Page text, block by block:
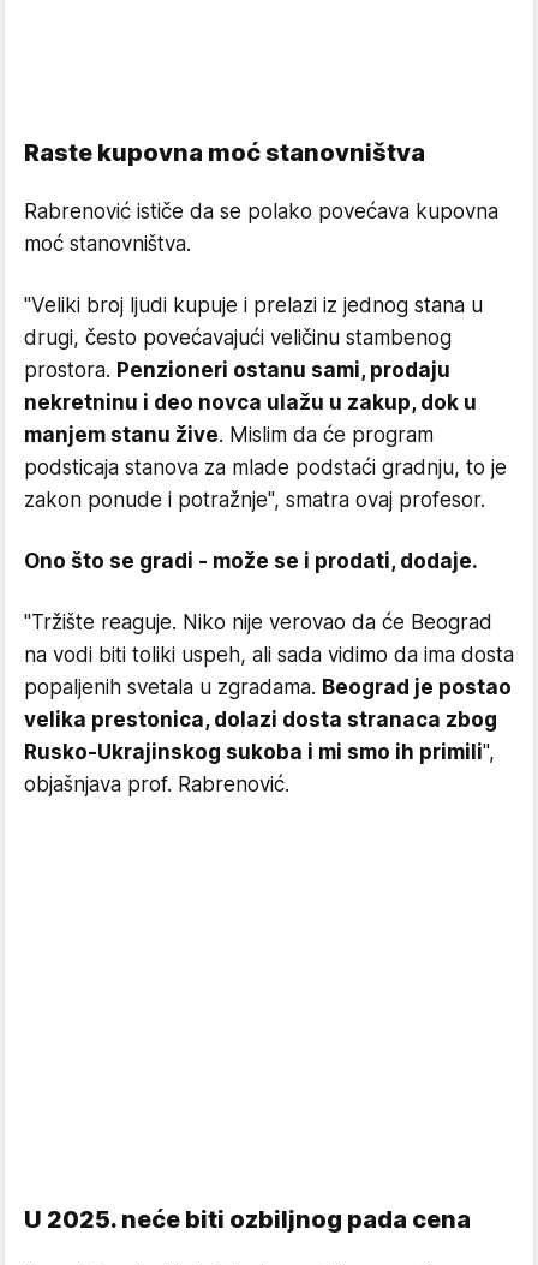
Raste kupovna moć stanovništva
Rabrenović ističe da se polako povećava kupovna
moć stanovništva.
"Veliki broj ljudi kupuje i prelazi iz jednog stana u
drugi, često povećavajući veličinu stambenog
prostora. Penzioneri ostanu sami, prodaju
nekretninu i deo novca ulažu u zakup, dok u
manjem stanu žive. Mislim da će program
podsticaja stanova za mlade podstaći gradnju, to je
zakon ponude i potražnje", smatra ovaj profesor.
Ono što se gradi - može se i prodati, dodaje.
"Tržište reaguje. Niko nije verovao da će Beograd
na vodi biti toliki uspeh, ali sada vidimo da ima dosta
popaljenih svetala u zgradama. Beograd je postao
velika prestonica, dolazi dosta stranaca zbog
Rusko-Ukrajinskog sukoba i mi smo ih primili",
objašnjava prof. Rabrenović.
U 2025. neće biti ozbiljnog pada cena